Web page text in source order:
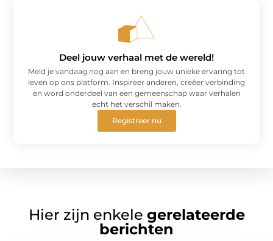
Deel jouw verhaal met de wereld!
Meld je vandaag nog aan en breng jouw unieke ervaring tot
leven op ons platform. Inspireer anderen, creëer verbinding
en word onderdeel van een gemeenschap waar verhalen
echt het verschil maken.
Registreer nu
Hier zijn enkele gerelateerde
berichten